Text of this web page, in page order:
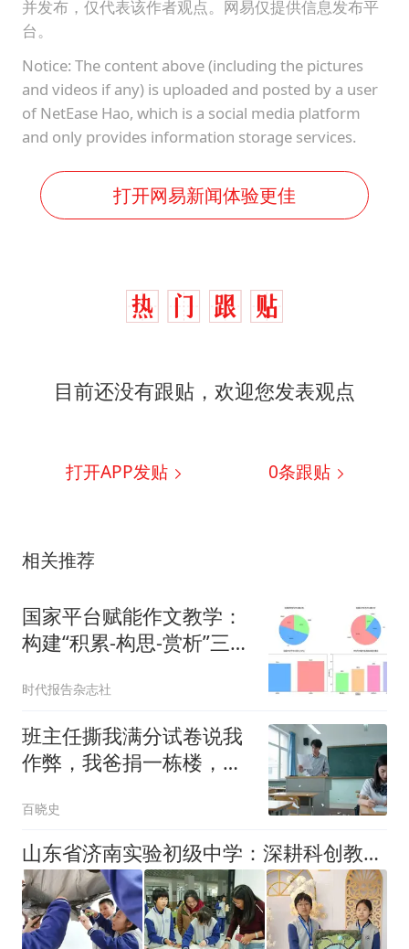
并发布，仅代表该作者观点。网易仅提供信息发布平
台。
Notice: The content above (including the pictures
and videos if any) is uploaded and posted by a user
of NetEase Hao, which is a social media platform
and only provides information storage services.
打开网易新闻体验更佳
目前还没有跟贴，欢迎您发表观点
打开APP发贴 0条跟贴
相关推荐
国家平台赋能作文教学：
构建“积累-构思-赏析”三部
时代报告杂志社
班主任撕我满分试卷说我
作弊，我爸捐一栋楼，校
百晓史
山东省济南实验初级中学：深耕科创教育 培育时代新人